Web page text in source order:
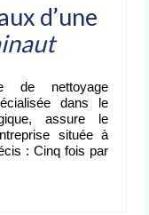
d’une
de nettoyage
dans le
assure le
située à
: Cinq fois par